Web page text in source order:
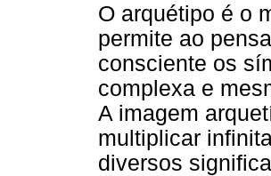
O arquétipo é o
permite ao
consciente os
complexa e
A imagem
multiplicar
diversos